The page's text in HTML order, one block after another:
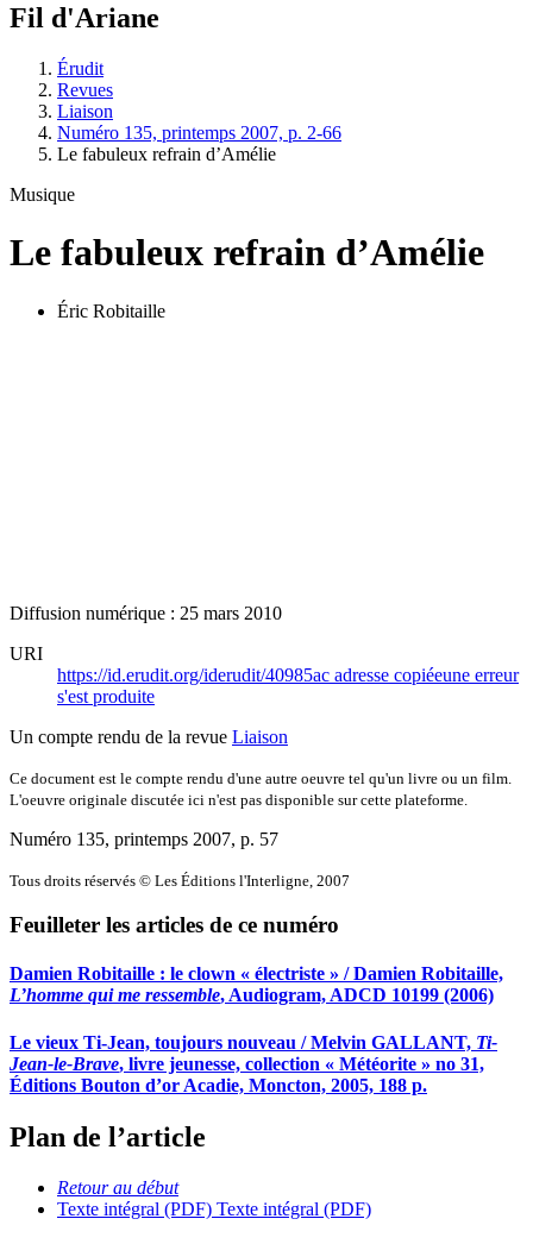
Fil d'Ariane
Érudit
Revues
Liaison
Numéro 135, printemps 2007, p. 2-66
Le fabuleux refrain d’Amélie
Musique
Le fabuleux refrain d’Amélie
Éric Robitaille
Diffusion numérique : 25 mars 2010
URI
https://id.erudit.org/iderudit/40985ac adresse copiéeune erreur
s'est produite
Un compte rendu de la revue Liaison
Ce document est le compte rendu d'une autre oeuvre tel qu'un livre ou un film.
L'oeuvre originale discutée ici n'est pas disponible sur cette plateforme.
Numéro 135, printemps 2007, p. 57
Tous droits réservés © Les Éditions l'Interligne, 2007
Feuilleter les articles de ce numéro
Damien Robitaille : le clown « électriste » / Damien Robitaille,
L’homme qui me ressemble, Audiogram, ADCD 10199 (2006)
Le vieux Ti-Jean, toujours nouveau / Melvin GALLANT, Ti-
Jean-le-Brave, livre jeunesse, collection « Météorite » no 31,
Éditions Bouton d’or Acadie, Moncton, 2005, 188 p.
Plan de l’article
Retour au début
Texte intégral (PDF) Texte intégral (PDF)